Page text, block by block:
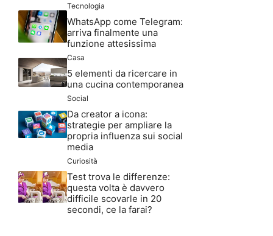
Tecnologia
WhatsApp come Telegram:
arriva finalmente una
funzione attesissima
Casa
5 elementi da ricercare in
una cucina contemporanea
Social
Da creator a icona:
strategie per ampliare la
propria influenza sui social
media
Curiosità
Test trova le differenze:
questa volta è davvero
difficile scovarle in 20
secondi, ce la farai?